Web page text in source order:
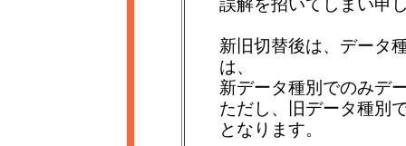
誤解を招いてしまい申
新旧切替後は、データ
は、
新データ種別でのみデ
ただし、旧データ種別
となります。